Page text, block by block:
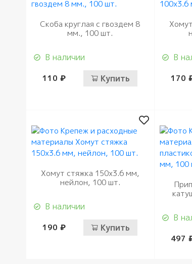
Скоба круглая с гвоздем 8
мм., 100 шт.
В наличии
110 ₽ Купить
В
170
Хомут стяжка 150х3.6 мм,
нейлон, 100 шт.
В наличии
190 ₽ Купить
В
497